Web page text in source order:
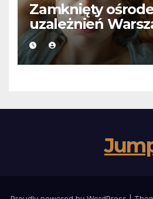
Zamknięty
uzależnień